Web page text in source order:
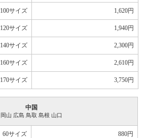
100サイズ 1,620円
120サイズ 1,940円
140サイズ 2,300円
160サイズ 2,610円
170サイズ 3,750円
中国
岡山 広島 鳥取 島根 山口
60サイズ 880円